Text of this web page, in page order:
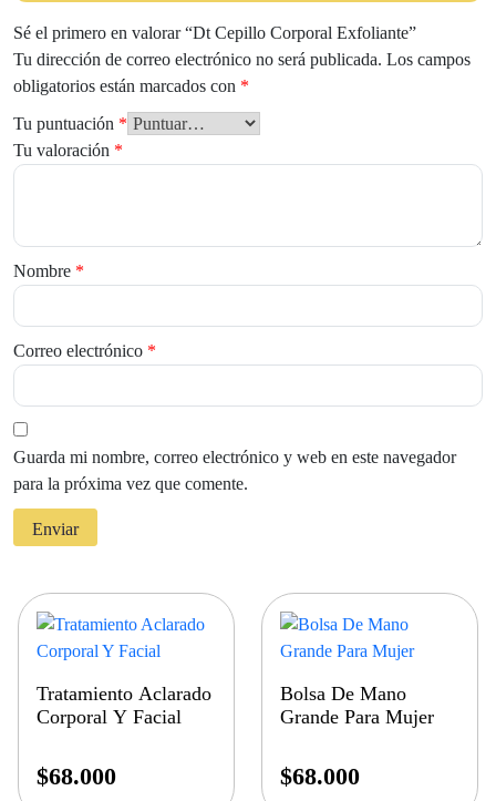
Sé el primero en valorar “Dt Cepillo Corporal Exfoliante”
Tu dirección de correo electrónico no será publicada. Los campos
obligatorios están marcados con *
Tu puntuación *
Tu valoración *
Nombre *
Correo electrónico *
Guarda mi nombre, correo electrónico y web en este navegador
para la próxima vez que comente.
Tratamiento Aclarado
Corporal Y Facial
$68.000
Bolsa De Mano
Grande Para Mujer
$68.000